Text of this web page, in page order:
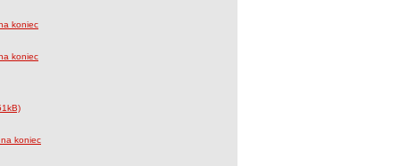
koniec
koniec
koniec